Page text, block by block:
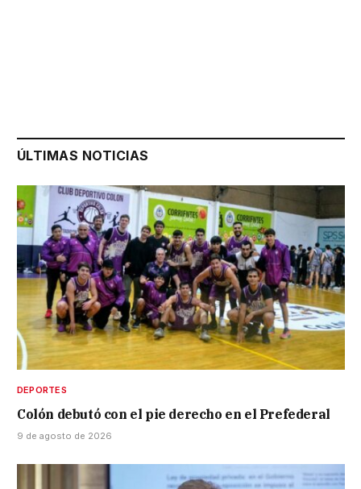
ÚLTIMAS NOTICIAS
DEPORTES
Colón debutó con el pie derecho en el Prefederal
9 de agosto de 2026